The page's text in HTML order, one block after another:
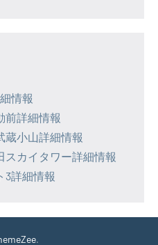
情報
前詳細情報
蔵小山詳細情報
スカイタワー詳細情報
3詳細情報
.